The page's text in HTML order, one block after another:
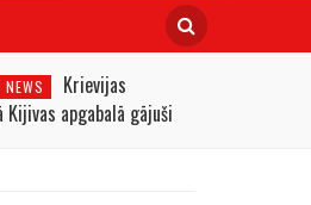
Krievijas
Kijivas apgabalā gājuši